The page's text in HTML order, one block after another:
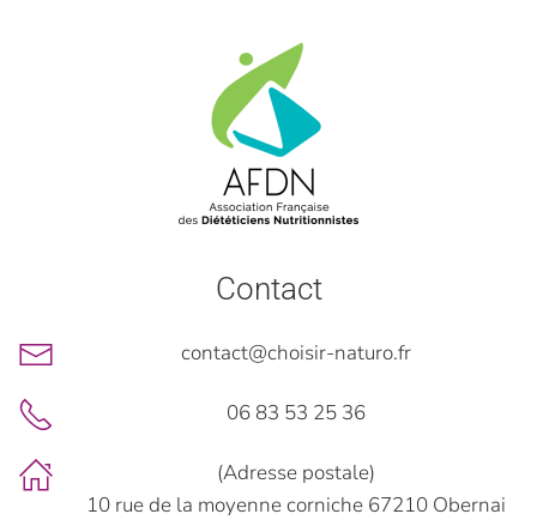
Contact
contact@choisir-naturo.fr
06 83 53 25 36
(Adresse postale)
10 rue de la moyenne corniche 67210 Obernai